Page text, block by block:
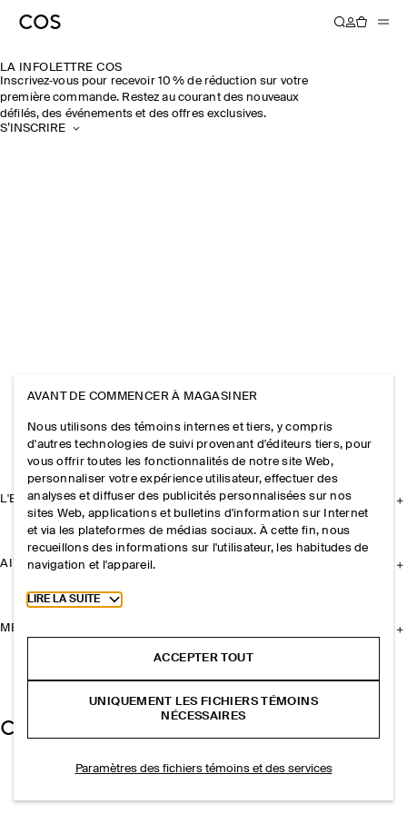
LA INFOLETTRE COS
Inscrivez‑vous pour recevoir 10 % de réduction sur votre
première commande. Restez au courant des nouveaux
défilés, des événements et des offres exclusives.
S’INSCRIRE
L'ENTREPRISE
AIDE
MENTIONS LÉGALES
AVANT DE COMMENCER À MAGASINER
Nous utilisons des témoins internes et tiers, y compris
d'autres technologies de suivi provenant d'éditeurs tiers, pour
vous offrir toutes les fonctionnalités de notre site Web,
personnaliser votre expérience utilisateur, effectuer des
analyses et diffuser des publicités personnalisées sur nos
sites Web, applications et bulletins d'information sur Internet
et via les plateformes de médias sociaux. À cette fin, nous
recueillons des informations sur l'utilisateur, les habitudes de
navigation et l'appareil.
Toggle more cookie information
LIRE LA SUITE
ACCEPTER TOUT
UNIQUEMENT LES FICHIERS TÉMOINS
NÉCESSAIRES
Paramètres des fichiers témoins et des services